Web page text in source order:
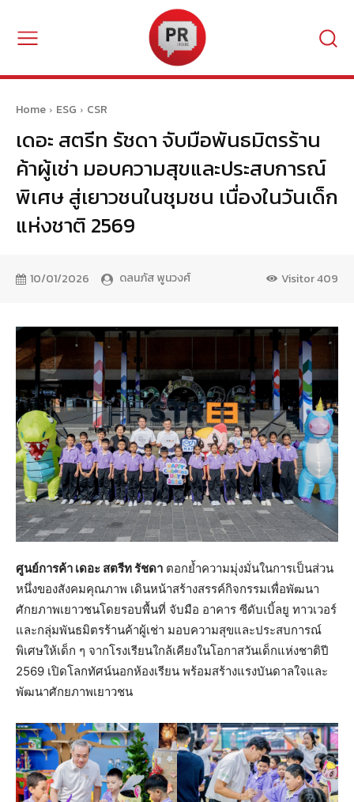
Home ESG CSR
เดอะ สตรีท รัชดา จับมือพันธมิตรร้าน
ค้าผู้เช่า มอบความสุขและประสบการณ์
พิเศษ สู่เยาวชนในชุมชน เนื่องในวันเด็ก
แห่งชาติ 2569
10/01/2026 ดลนภัส พูนวงศ์ Visitor409
ศูนย์การค้า เดอะ สตรีท รัชดา ตอกย้ำความมุ่งมั่นในการเป็นส่วน
หนึ่งของสังคมคุณภาพ เดินหน้าสร้างสรรค์กิจกรรมเพื่อพัฒนา
ศักยภาพเยาวชนโดยรอบพื้นที่ จับมือ อาคาร ซีดับเบิ้ลยู ทาวเวอร์
และกลุ่มพันธมิตรร้านค้าผู้เช่า มอบความสุขและประสบการณ์
พิเศษให้เด็ก ๆ จากโรงเรียนใกล้เคียงในโอกาสวันเด็กแห่งชาติปี
2569 เปิดโลกทัศน์นอกห้องเรียน พร้อมสร้างแรงบันดาลใจและ
พัฒนาศักยภาพเยาวชน